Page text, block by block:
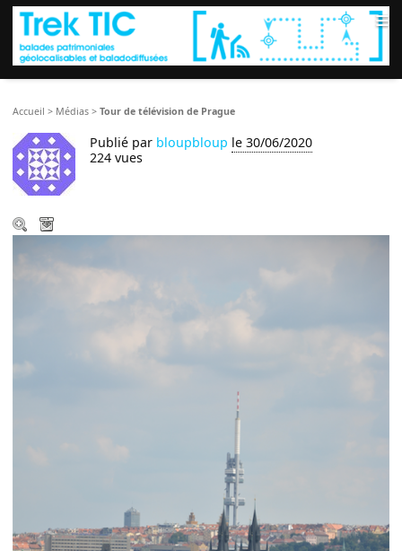
≡
Accueil > Médias >Tour de télévision de Prague
Publié par bloupbloup le 30/06/2020
224 vues